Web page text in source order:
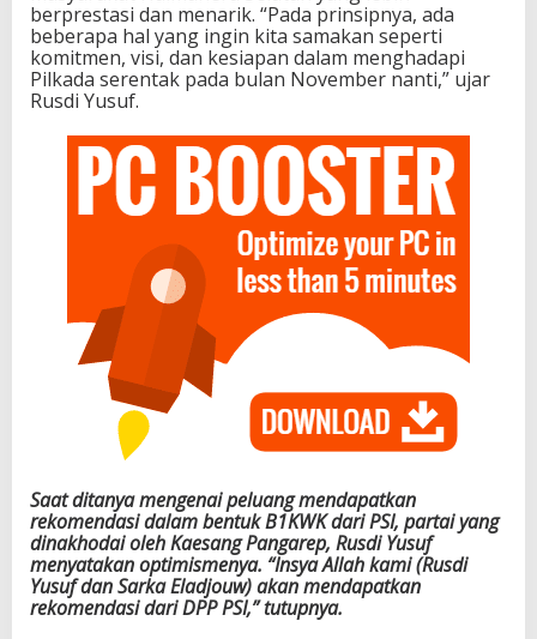
berprestasi dan menarik. “Pada prinsipnya, ada
beberapa hal yang ingin kita samakan seperti
komitmen, visi, dan kesiapan dalam menghadapi
Pilkada serentak pada bulan November nanti,” ujar
Rusdi Yusuf.
Saat ditanya mengenai peluang mendapatkan
rekomendasi dalam bentuk B1KWK dari PSI, partai yang
dinakhodai oleh Kaesang Pangarep, Rusdi Yusuf
menyatakan optimismenya. “Insya Allah kami (Rusdi
Yusuf dan Sarka Eladjouw) akan mendapatkan
rekomendasi dari DPP PSI,” tutupnya.